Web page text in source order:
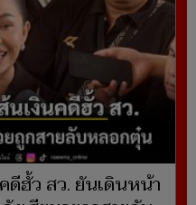
ดีฮั้ว สว. ยันเดินหน้า